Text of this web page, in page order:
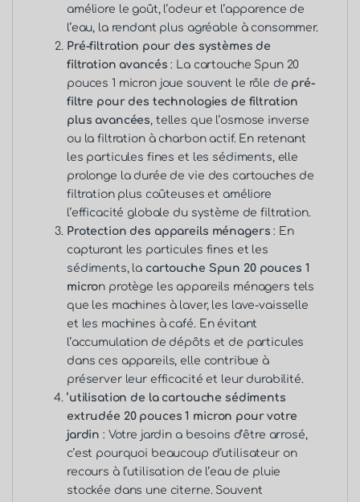
améliore le goût, l’odeur et l’apparence de
l’eau, la rendant plus agréable à consommer.
Pré-filtration pour des systèmes de
filtration avancés : La cartouche Spun 20
pouces 1 micron joue souvent le rôle de pré-
filtre pour des technologies de filtration
plus avancées, telles que l’osmose inverse
ou la filtration à charbon actif. En retenant
les particules fines et les sédiments, elle
prolonge la durée de vie des cartouches de
filtration plus coûteuses et améliore
l’efficacité globale du système de filtration.
Protection des appareils ménagers : En
capturant les particules fines et les
sédiments, la cartouche Spun 20 pouces 1
micron protège les appareils ménagers tels
que les machines à laver, les lave-vaisselle
et les machines à café. En évitant
l’accumulation de dépôts et de particules
dans ces appareils, elle contribue à
préserver leur efficacité et leur durabilité.
’utilisation de la cartouche sédiments
extrudée 20 pouces 1 micron pour votre
jardin : Votre jardin a besoins d’être arrosé,
c’est pourquoi beaucoup d’utilisateur on
recours à l’utilisation de l’eau de pluie
stockée dans une citerne. Souvent